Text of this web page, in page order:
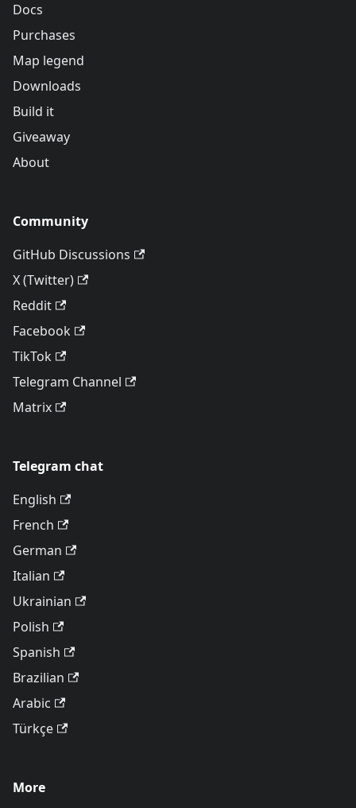
Docs
Purchases
Map legend
Downloads
Build it
Giveaway
About
Community
GitHub Discussions
X (Twitter)
Reddit
Facebook
TikTok
Telegram Channel
Matrix
Telegram chat
English
French
German
Italian
Ukrainian
Polish
Spanish
Brazilian
Arabic
Türkçe
More